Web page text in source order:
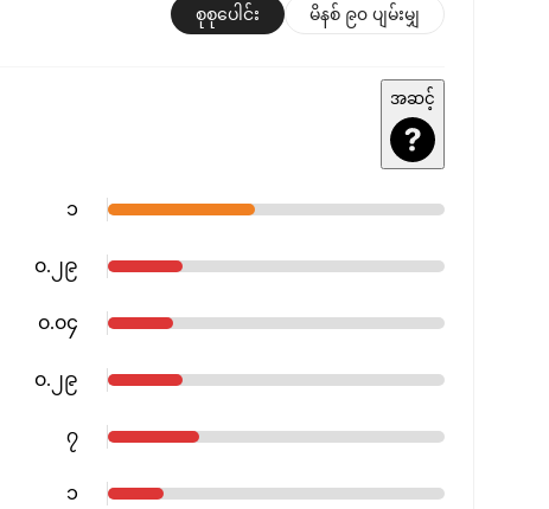
စုစုပေါင်း မိနစ် ၉၀ ပျမ်းမျှ
အဆင့်
၁
၀.၂၉
၀.၀၄
၀.၂၉
၇
၁